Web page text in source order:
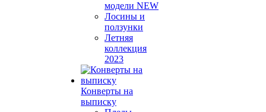
модели NEW
Лосины и
ползунки
Летняя
коллекция
2023
Конверты на
выписку